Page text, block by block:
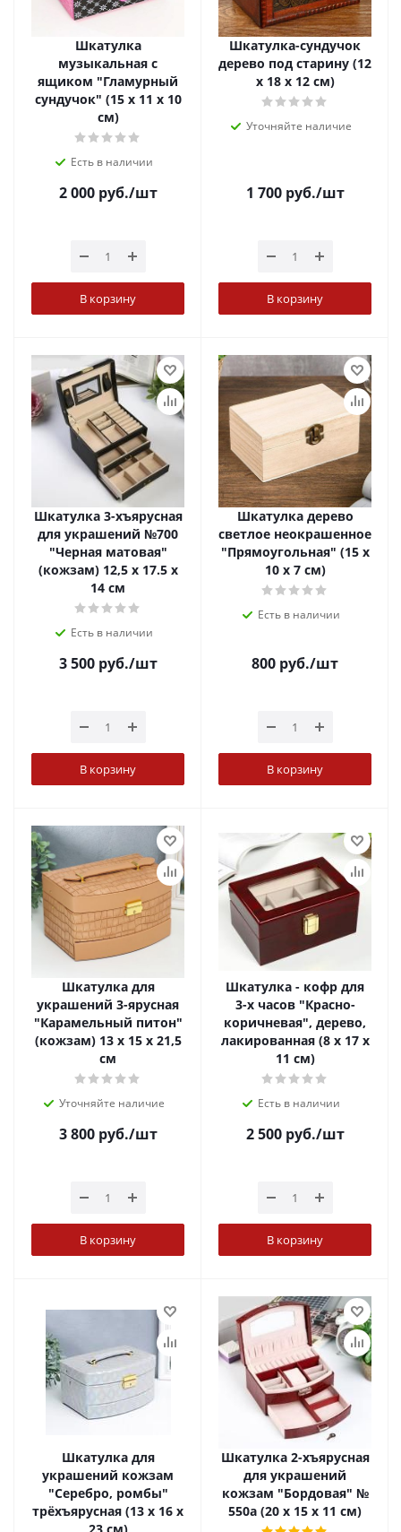
Шкатулка
музыкальная с
ящиком "Гламурный
сундучок" (15 х 11 х 10
см)
Есть в наличии
2 000руб./шт
В корзину
Шкатулка-сундучок
дерево под старину (12
х 18 х 12 см)
Уточняйте наличие
1 700руб./шт
В корзину
Шкатулка 3-хъярусная
для украшений №700
"Черная матовая"
(кожзам) 12,5 х 17.5 х
14 см
Есть в наличии
3 500руб./шт
В корзину
Шкатулка дерево
светлое неокрашенное
"Прямоугольная" (15 х
10 х 7 см)
Есть в наличии
800 руб./шт
В корзину
Шкатулка для
украшений 3-ярусная
"Карамельный питон"
(кожзам) 13 х 15 х 21,5
см
Уточняйте наличие
3 800руб./шт
В корзину
Шкатулка - кофр для
3-х часов "Красно-
коричневая", дерево,
лакированная (8 х 17 х
11 см)
Есть в наличии
2 500руб./шт
В корзину
Шкатулка для
украшений кожзам
"Серебро, ромбы"
трёхъярусная (13 х 16 х
Шкатулка 2-хъярусная
для украшений
кожзам "Бордовая" №
550а (20 х 15 х 11 см)